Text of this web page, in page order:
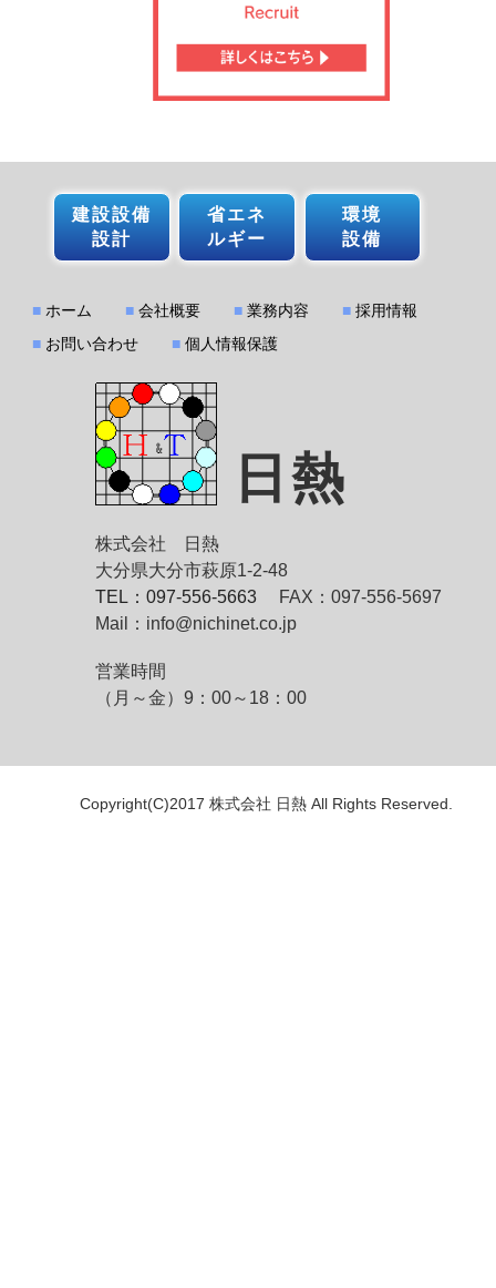
建設設備
設計
省エネ
ルギー
環境
設備
■ ホーム ■ 会社概要 ■ 業務内容 ■ 採用情報
■ お問い合わせ ■ 個人情報保護
日熱
株式会社 日熱
大分県大分市萩原1-2-48
TEL：097-556-5663 FAX：097-556-5697
Mail：info@nichinet.co.jp
営業時間
（月～金）9：00～18：00
Copyright(C)2017 株式会社 日熱 All Rights Reserved.